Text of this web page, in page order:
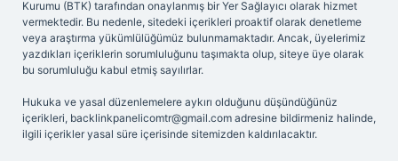
Kurumu (BTK) tarafından onaylanmış bir Yer Sağlayıcı olarak hizmet
vermektedir. Bu nedenle, sitedeki içerikleri proaktif olarak denetleme
veya araştırma yükümlülüğümüz bulunmamaktadır. Ancak, üyelerimiz
yazdıkları içeriklerin sorumluluğunu taşımakta olup, siteye üye olarak
bu sorumluluğu kabul etmiş sayılırlar.
Hukuka ve yasal düzenlemelere aykırı olduğunu düşündüğünüz
içerikleri, backlinkpanelicomtr@gmail.com adresine bildirmeniz halinde,
ilgili içerikler yasal süre içerisinde sitemizden kaldırılacaktır.